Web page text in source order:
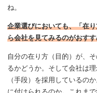
ね。
企業選びにおいても、「在
ら会社を見てみるのがおす
自分の在り方（目的）が、
るかどうか。そして会社は
（手段）を採用しているの